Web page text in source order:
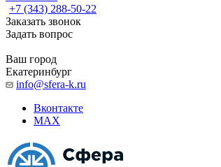
+7 (343) 288-50-22
Заказать звонок
Задать вопрос
Ваш город
Екатеринбург
info@sfera-k.ru
Вконтакте
MAX